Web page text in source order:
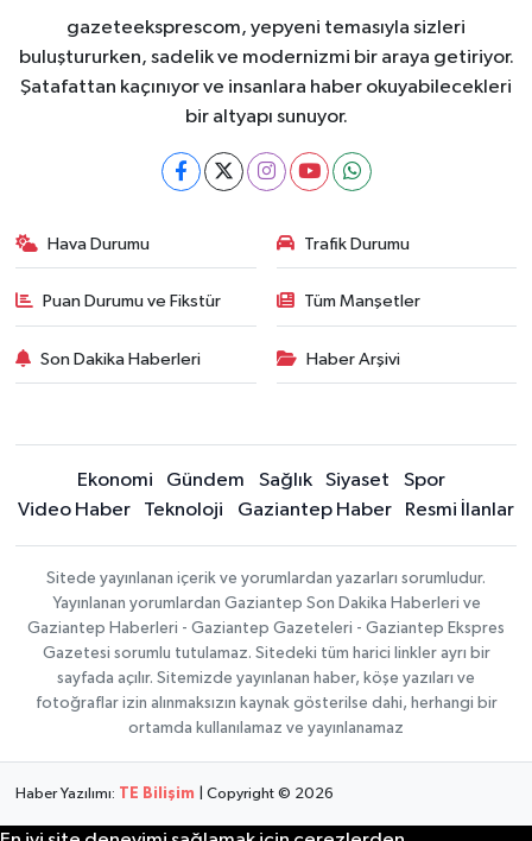
gazeteeksprescom, yepyeni temasıyla sizleri
buluştururken, sadelik ve modernizmi bir araya getiriyor.
Şatafattan kaçınıyor ve insanlara haber okuyabilecekleri
bir altyapı sunuyor.
Hava Durumu Trafik Durumu
Puan Durumu ve Fikstür Tüm Manşetler
Son Dakika Haberleri Haber Arşivi
Ekonomi Gündem Sağlık Siyaset
Spor
Video Haber
Teknoloji Gaziantep Haber Resmi İlanlar
Sitede yayınlanan içerik ve yorumlardan yazarları sorumludur.
Yayınlanan yorumlardan Gaziantep Son Dakika Haberleri ve
Gaziantep Haberleri - Gaziantep Gazeteleri - Gaziantep Ekspres
Gazetesi sorumlu tutulamaz. Sitedeki tüm harici linkler ayrı bir
sayfada açılır. Sitemizde yayınlanan haber, köşe yazıları ve
fotoğraflar izin alınmaksızın kaynak gösterilse dahi, herhangi bir
ortamda kullanılamaz ve yayınlanamaz
Haber Yazılımı: TE Bilişim | Copyright © 2026